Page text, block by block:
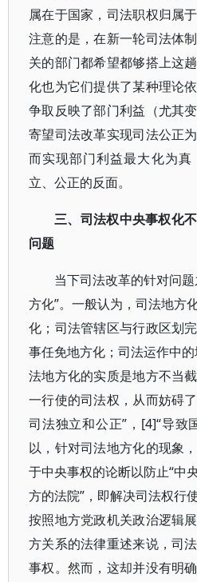
属在于国家，司法职权归属
注意的是，在新一轮司法体
关的部门都希望都够搭上这
化也为它们提供了某种理论
争取反映了部门利益（尤其
寄望司法改革实现司法公正
而实现部门利益最大化为真
立、公正的反面。
三、司法权中央事权化
问题
当下司法改革的针对问
方化”。一般认为，司法地方
化；司法管辖区与行政区划
事任免地方化；司法运作中
法地方化的实质是地方不当
一行使的司法权，从而妨碍
司法独立和公正”，[4]“导致
以，针对司法地方化的现象
于中央事权的论断以防止“中
方的法院”，即解决司法权行
按照地方党政机关政治逻辑
方关系的法律重述来说，司
事权。然而，这却并没有明